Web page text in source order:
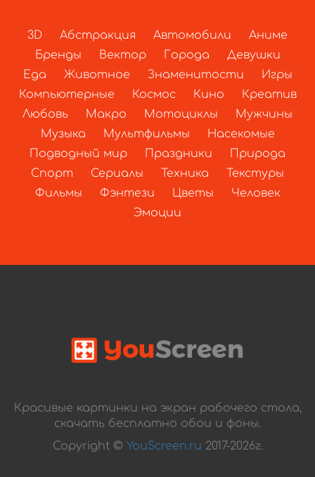
3D Абстракция Автомобили
Аниме
Бренды
Вектор Города
Девушки
Еда
Животное Знаменитости
Игры
Компьютерные
Космос Кино
Креатив
Любовь
Макро Мотоциклы
Мужчины
Музыка
Мультфильмы
Насекомые
Подводный мир
Праздники
Природа
Спорт
Сериалы Техника
Текстуры
Фильмы
Фэнтези Цветы
Человек
Эмоции
Красивые картинки на экран рабочего стола,
скачать бесплатно обои и фоны.
Copyright © YouScreen.ru 2017-2026г.